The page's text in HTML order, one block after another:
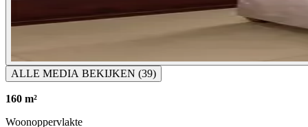
ALLE MEDIA BEKIJKEN (39)
160 m²
Woonoppervlakte